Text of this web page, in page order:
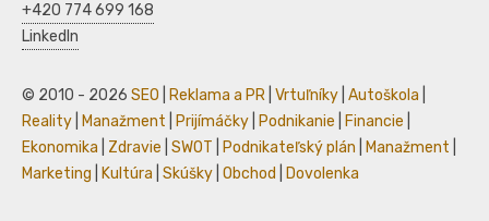
+420 774 699 168
LinkedIn
© 2010 - 2026 SEO Reklama a PR Vrtuľníky Autoškola
Reality
Manažment Prijímáčky Podnikanie Financie
Ekonomika
Zdravie SWOT Podnikateľský plán Manažment
Marketing
Kultúra Skúšky Obchod Dovolenka